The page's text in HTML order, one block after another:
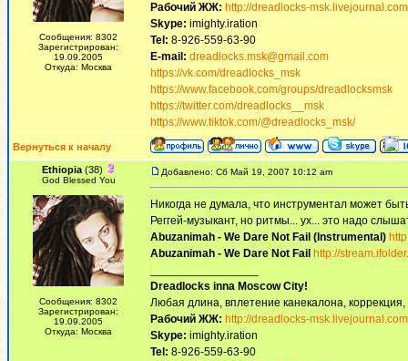
Сообщения: 8302
Зарегистрирован:
19.09.2005
Откуда: Москва
Рабочий ЖЖ: http://dreadlocks-
Skype: imighty.iration
Tel: 8-926-559-63-90
E-mail: dreadlocks.msk@gmail.com
https://vk.com/dreadlocks_msk
https://www.facebook.com/groups/dreadlocksmsk
https://twitter.com/dreadlocks__msk
https://www.tiktok.com/@dreadlocks_msk/
Вернуться к началу
Ethiopia(38)
God Blessed You
Сообщения: 8302
Зарегистрирован:
19.09.2005
Откуда: Москва
Добавлено: Сб Май 19, 2007 10:12 am
Никогда не думала, что инструментал может
Реггей-музыкант, но ритмы... ух... это надо
Abuzanimah - We Dare Not Fail (Instrumental)
Abuzanimah - We Dare Not Fail http://
Dreadlocks inna Moscow Сity!
Любая длина, вплетение канекалона,
Рабочий ЖЖ: http://dreadlocks-
Skype: imighty.iration
Tel: 8-926-559-63-90